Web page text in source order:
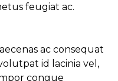
feugiat ac.
ac consequat
id lacinia vel,
congue